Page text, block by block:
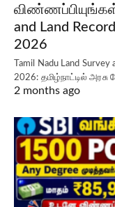
and Land
2026
Tamil Nadu Land
2026: தமிழ்நாட்டில் அரசு
2 months ago